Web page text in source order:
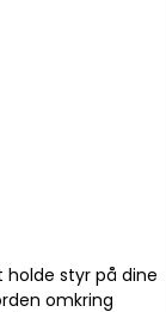
styr på dine
omkring